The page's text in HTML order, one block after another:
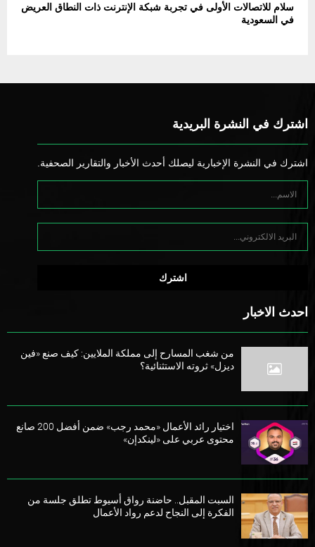
سلام للاتصالات الأولى في تجربة شبكة الإنترنت ذات النطاق العريض
في السعودية
اشترك في النشرة البريدية
اشترك في النشرة الإخبارية ليصلك أحدث الأخبار والتقارير الصحفية.
احدث الاخبار
من شغب المسارح إلى مملكة الملايين: كيف صنع «فين
ديزل» ثروته الاستثنائية؟
اختيار رائد الأعمال «محمد رجب» ضمن أفضل 200 صانع
محتوى عربي على «لينكدإن»
السبت المقبل.. حاضنة رواق أسيوط تطلق جلسة من
الفكرة إلى النجاح لدعم رواد الأعمال